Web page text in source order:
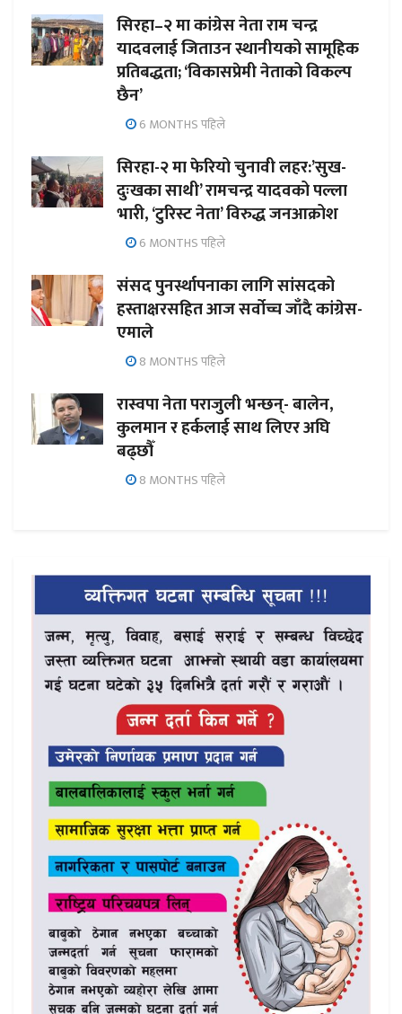
सिरहा–२ मा कांग्रेस नेता राम चन्द्र
यादवलाई जिताउन स्थानीयको सामूहिक
प्रतिबद्धता; ‘विकासप्रेमी नेताको विकल्प
छैन’
6 MONTHS पहिले
सिरहा-२ मा फेरियो चुनावी लहर:’सुख-
दुःखका साथी’ रामचन्द्र यादवको पल्ला
भारी, ‘टुरिस्ट नेता’ विरुद्ध जनआक्रोश
6 MONTHS पहिले
संसद पुनर्स्थापनाका लागि सांसदको
हस्ताक्षरसहित आज सर्वोच्च जाँदै कांग्रेस-
एमाले
8 MONTHS पहिले
रास्वपा नेता पराजुली भन्छन्- बालेन,
कुलमान र हर्कलाई साथ लिएर अघि
बढ्छौँ
8 MONTHS पहिले